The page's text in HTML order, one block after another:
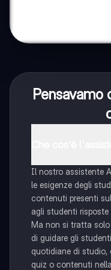
Pensavamo
Il nostro assistente
le esigenze degli
contenuti presenti
agli studenti
Ma non si tratta
di guidare gli
quotidiane di studio,
quiz o contenuti